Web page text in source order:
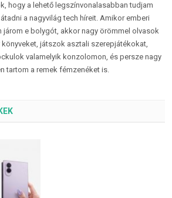
hogy a lehető legszínvonalasabban tudjam
a nagyvilág tech híreit. Amikor emberi
járom e bolygót, akkor nagy örömmel olvasok
játszok asztali szerepjátékokat,
valamelyik konzolomon, és persze nagy
tartom a remek fémzenéket is.